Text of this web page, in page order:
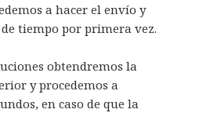
a hacer el envío y
tiempo por primera vez.
obtendremos la
y procedemos a
en caso de que la